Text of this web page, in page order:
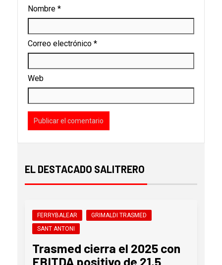
Nombre *
Correo electrónico *
Web
EL DESTACADO SALITRERO
FERRYBALEAR
GRIMALDI TRASMED
SANT ANTONI
Trasmed cierra el 2025 con
EBITDA positivo de 21,5